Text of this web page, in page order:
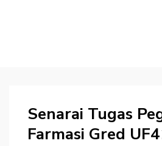
Senarai Tugas
Farmasi Gred